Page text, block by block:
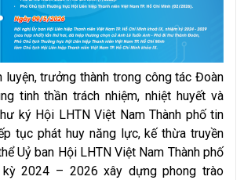
luyện, trưởng thành trong công tác Đoàn
tinh thần trách nhiệm, nhiệt huyết và
ký Hội LHTN Việt Nam Thành phố tin
tục phát huy năng lực, kế thừa truyền
Uỷ ban Hội LHTN Việt Nam Thành phố
kỳ 2024 – 2026 xây dựng phong trào